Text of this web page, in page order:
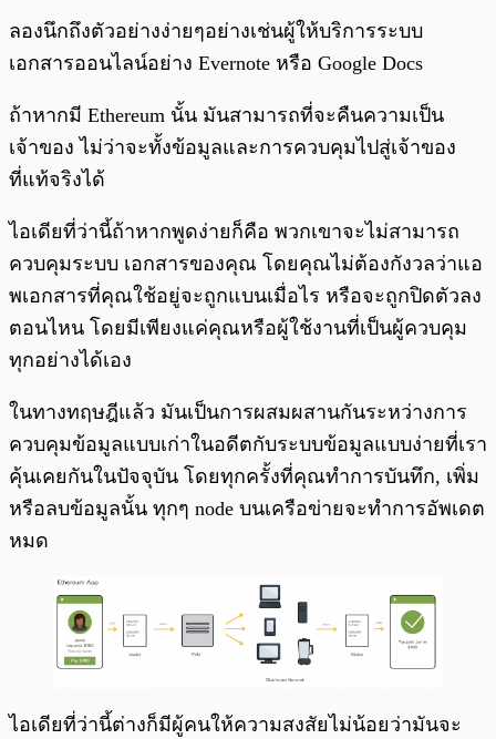
ลองนึกถึงตัวอย่างง่ายๆอย่างเช่นผู้ให้บริการระบบ
เอกสารออนไลน์อย่าง Evernote หรือ Google Docs
ถ้าหากมี Ethereum นั้น มันสามารถที่จะคืนความเป็น
เจ้าของ ไม่ว่าจะทั้งข้อมูลและการควบคุมไปสู่เจ้าของ
ที่แท้จริงได้
ไอเดียที่ว่านี้ถ้าหากพูดง่ายก็คือ พวกเขาจะไม่สามารถ
ควบคุมระบบ เอกสารของคุณ โดยคุณไม่ต้องกังวลว่าแอ
พเอกสารที่คุณใช้อยู่จะถูกแบนเมื่อไร หรือจะถูกปิดตัวลง
ตอนไหน โดยมีเพียงแค่คุณหรือผู้ใช้งานที่เป็นผู้ควบคุม
ทุกอย่างได้เอง
ในทางทฤษฎีแล้ว มันเป็นการผสมผสานกันระหว่างการ
ควบคุมข้อมูลแบบเก่าในอดีตกับระบบข้อมูลแบบง่ายที่เรา
คุ้นเคยกันในปัจจุบัน โดยทุกครั้งที่คุณทำการบันทึก, เพิ่ม
หรือลบข้อมูลนั้น ทุกๆ node บนเครือข่ายจะทำการอัพเดต
หมด
ไอเดียที่ว่านี้ต่างก็มีผู้คนให้ความสงสัยไม่น้อยว่ามันจะ